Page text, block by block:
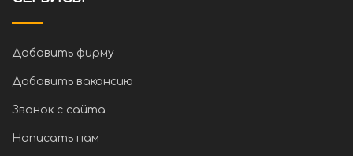
Добавить фирму
Добавить вакансию
Звонок с сайта
Написать нам